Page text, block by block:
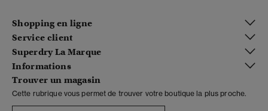
Shopping en ligne
Service client
Superdry La Marque
Informations
Trouver un magasin
Cette rubrique vous permet de trouver votre boutique la plus proche.